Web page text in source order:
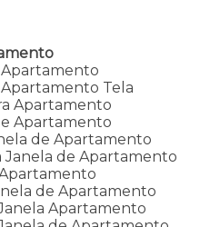
Tela
Apartamento
Apartamento
de Apartamento
Janela de Apartamento
de Apartamento
Apartamento